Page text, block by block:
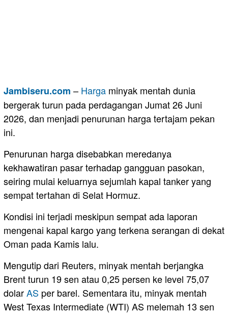
Jambiseru.com – Harga minyak mentah dunia
bergerak turun pada perdagangan Jumat 26 Juni
2026, dan menjadi penurunan harga tertajam pekan
ini.
Penurunan harga disebabkan meredanya
kekhawatiran pasar terhadap gangguan pasokan,
seiring mulai keluarnya sejumlah kapal tanker yang
sempat tertahan di Selat Hormuz.
Kondisi ini terjadi meskipun sempat ada laporan
mengenai kapal kargo yang terkena serangan di dekat
Oman pada Kamis lalu.
Mengutip dari Reuters, minyak mentah berjangka
Brent turun 19 sen atau 0,25 persen ke level 75,07
dolarAS per barel. Sementara itu, minyak mentah
West Texas Intermediate (WTI) AS melemah 13 sen